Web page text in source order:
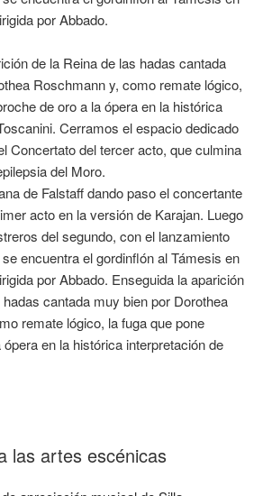
por Abbado.
de la Reina de las hadas cantada
Roschmann y, como remate lógico,
de oro a la ópera en la histórica
Cerramos el espacio dedicado
Concertato del tercer acto, que culmina
del Moro.
de Falstaff dando paso el concertante
acto en la versión de Karajan. Luego
del segundo, con el lanzamiento
encuentra el gordinflón al Támesis en
por Abbado. Enseguida la aparición
cantada muy bien por Dorothea
remate lógico, la fuga que pone
en la histórica interpretación de
las artes escénicas